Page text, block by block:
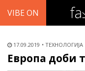
VIBE ON
17.09.2019 ТЕХНОЛОГИЈА
Европа доби